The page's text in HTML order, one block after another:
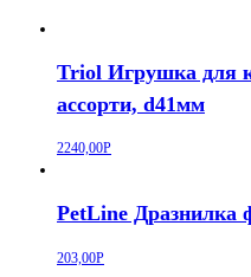
Triol Игрушка для
ассорти, d41мм
2240,00Р
PetLine Дразнилка
203,00Р